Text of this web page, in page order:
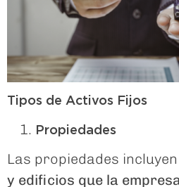
Tipos de Activos Fijos
Propiedades
Las propiedades incluyen
y edificios que la